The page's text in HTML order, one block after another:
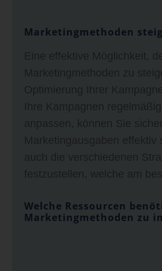
Marketingmethoden
Eine effektive Möglichkeit,
Marketingmethoden zu
Optimierung Ihrer
Ihre Kampagnen
anpassen, können Sie
Marketingausgaben effektiv
auch die verschiedenen
festzustellen, welche am
Welche Ressourcen
Marketingmethoden zu